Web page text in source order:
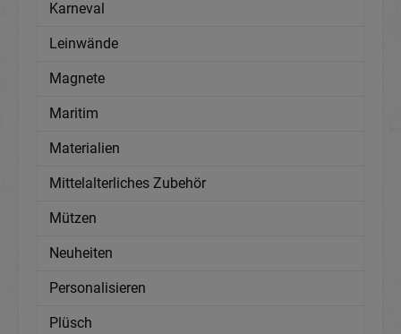
Karneval
Leinwände
Magnete
Maritim
Materialien
Mittelalterliches Zubehör
Mützen
Neuheiten
Personalisieren
Plüsch